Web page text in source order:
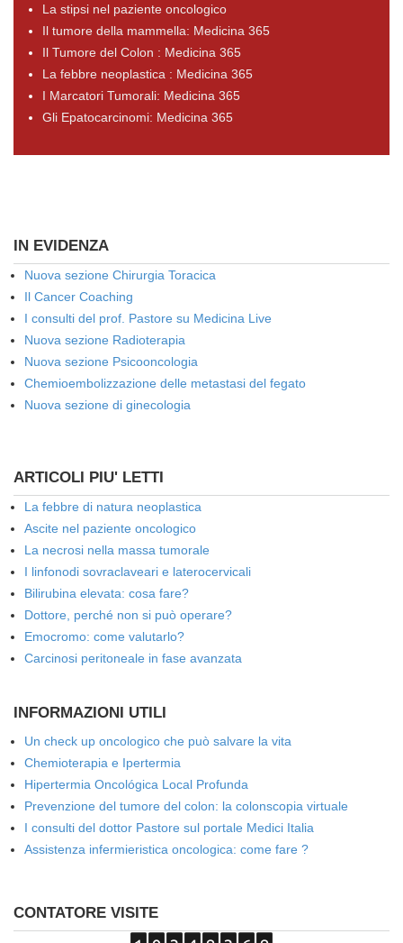
La stipsi nel paziente oncologico
Il tumore della mammella: Medicina 365
Il Tumore del Colon : Medicina 365
La febbre neoplastica : Medicina 365
I Marcatori Tumorali: Medicina 365
Gli Epatocarcinomi: Medicina 365
IN EVIDENZA
Nuova sezione Chirurgia Toracica
Il Cancer Coaching
I consulti del prof. Pastore su Medicina Live
Nuova sezione Radioterapia
Nuova sezione Psicooncologia
Chemioembolizzazione delle metastasi del fegato
Nuova sezione di ginecologia
ARTICOLI PIU' LETTI
La febbre di natura neoplastica
Ascite nel paziente oncologico
La necrosi nella massa tumorale
I linfonodi sovraclaveari e laterocervicali
Bilirubina elevata: cosa fare?
Dottore, perché non si può operare?
Emocromo: come valutarlo?
Carcinosi peritoneale in fase avanzata
INFORMAZIONI UTILI
Un check up oncologico che può salvare la vita
Chemioterapia e Ipertermia
Hipertermia Oncológica Local Profunda
Prevenzione del tumore del colon: la colonscopia virtuale
I consulti del dottor Pastore sul portale Medici Italia
Assistenza infermieristica oncologica: come fare ?
CONTATORE VISITE